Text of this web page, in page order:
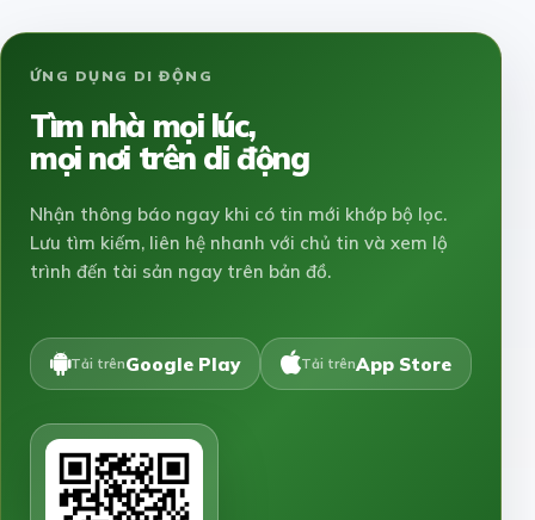
ỨNG DỤNG DI ĐỘNG
Tìm nhà mọi lúc,
mọi nơi trên di động
Nhận thông báo ngay khi có tin mới khớp bộ lọc.
Lưu tìm kiếm, liên hệ nhanh với chủ tin và xem lộ
trình đến tài sản ngay trên bản đồ.
Tải trênGoogle Play Tải trênApp Store